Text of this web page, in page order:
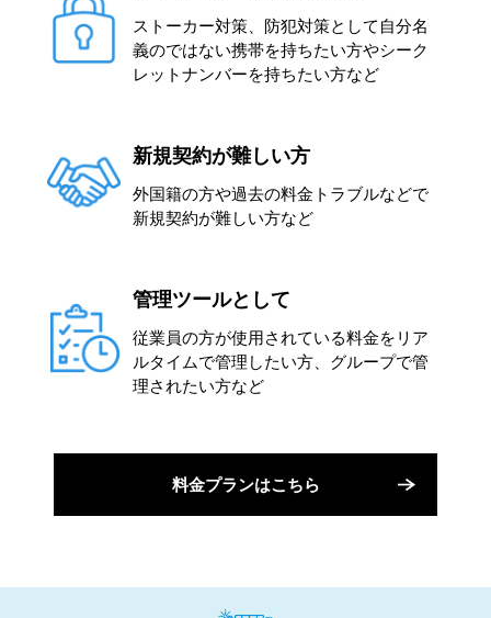
ストーカー対策、防犯対策として自分名
義のではない携帯を持ちたい方やシーク
レットナンバーを持ちたい方など
新規契約が難しい方
外国籍の方や過去の料金トラブルなどで
新規契約が難しい方など
管理ツールとして
従業員の方が使用されている料金をリア
ルタイムで管理したい方、グループで管
理されたい方など
料金プランはこちら